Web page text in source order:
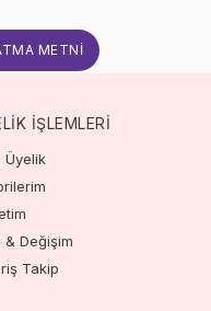
METNI
İŞLEMLERİ
Üyelik
& Değişim
Takip